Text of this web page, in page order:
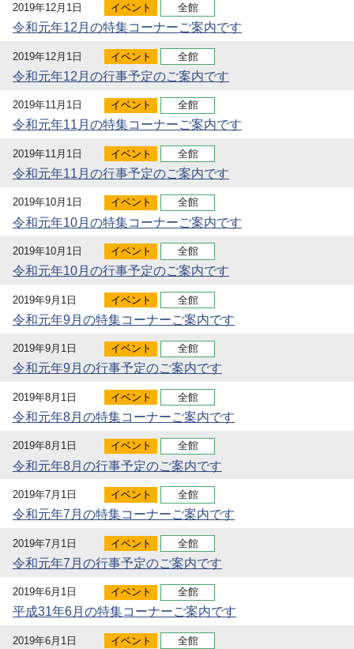
2019年12月1日 イベント 全館
令和元年12月の特集コーナーご案内です
2019年12月1日 イベント 全館
令和元年12月の行事予定のご案内です
2019年11月1日 イベント 全館
令和元年11月の特集コーナーご案内です
2019年11月1日 イベント 全館
令和元年11月の行事予定のご案内です
2019年10月1日 イベント 全館
令和元年10月の特集コーナーご案内です
2019年10月1日 イベント 全館
令和元年10月の行事予定のご案内です
2019年9月1日 イベント 全館
令和元年9月の特集コーナーご案内です
2019年9月1日 イベント 全館
令和元年9月の行事予定のご案内です
2019年8月1日 イベント 全館
令和元年8月の特集コーナーご案内です
2019年8月1日 イベント 全館
令和元年8月の行事予定のご案内です
2019年7月1日 イベント 全館
令和元年7月の特集コーナーご案内です
2019年7月1日 イベント 全館
令和元年7月の行事予定のご案内です
2019年6月1日 イベント 全館
平成31年6月の特集コーナーご案内です
2019年6月1日 イベント 全館